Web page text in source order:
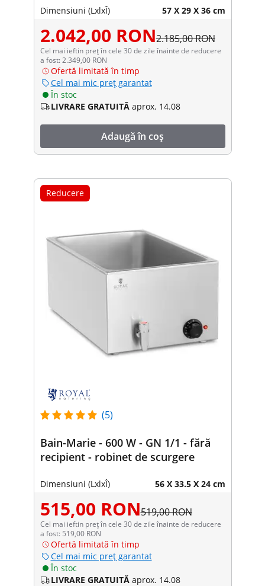
Dimensiuni (LxlxÎ) 57 X 29 X 36 cm
2.042,00 RON2.185,00 RON
Cel mai ieftin preț în cele 30 de zile înainte de reducere
a fost: 2.349,00 RON
Ofertă limitată în timp
Cel mai mic preț garantat
În stoc
LIVRARE GRATUITĂ aprox. 14.08
Adaugă în coș
Reducere
(5)
Bain-Marie - 600 W - GN 1/1 - fără
recipient - robinet de scurgere
Dimensiuni (LxlxÎ) 56 X 33.5 X 24 cm
515,00 RON519,00 RON
Cel mai ieftin preț în cele 30 de zile înainte de reducere
a fost: 519,00 RON
Ofertă limitată în timp
Cel mai mic preț garantat
În stoc
LIVRARE GRATUITĂ aprox. 14.08